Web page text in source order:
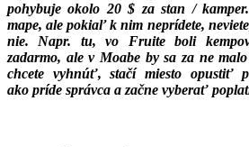
pohybuje okolo 20 $ za stan /
mape, ale pokiaľ k nim neprídete,
nie. Napr. tu, vo Fruite boli
zadarmo, ale v Moabe by sa za ne
chcete vyhnúť, stačí miesto opustiť
ako príde správca a začne vyberať